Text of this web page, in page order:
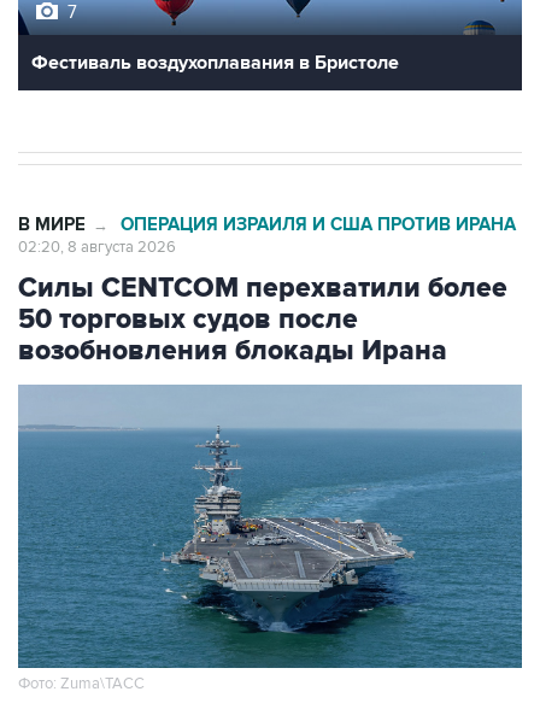
7
Фестиваль воздухоплавания в Бристоле
В МИРЕ → ОПЕРАЦИЯ ИЗРАИЛЯ И США ПРОТИВ ИРАНА
02:20, 8 августа 2026
Силы CENTCOM перехватили более
50 торговых судов после
возобновления блокады Ирана
Фото: Zuma\ТАСС